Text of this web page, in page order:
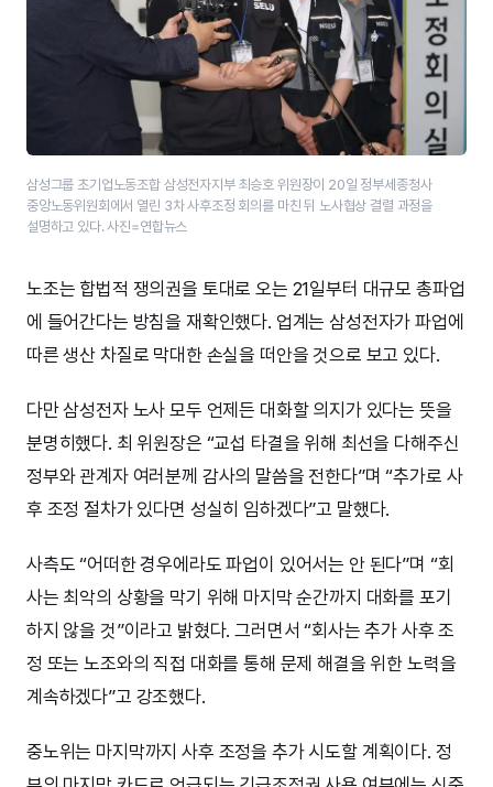
삼성그룹 초기업노동조합 삼성전자지부 최승호 위원장이 20일 정부세종청사
중앙노동위원회에서 열린 3차 사후조정 회의를 마친 뒤 노사협상 결렬 과정을
설명하고 있다. 사진=연합뉴스
노조는 합법적 쟁의권을 토대로 오는 21일부터 대규모 총파업
에 들어간다는 방침을 재확인했다. 업계는 삼성전자가 파업에
따른 생산 차질로 막대한 손실을 떠안을 것으로 보고 있다.
다만 삼성전자 노사 모두 언제든 대화할 의지가 있다는 뜻을
분명히했다. 최 위원장은 “교섭 타결을 위해 최선을 다해주신
정부와 관계자 여러분께 감사의 말씀을 전한다”며 “추가로 사
후 조정 절차가 있다면 성실히 임하겠다”고 말했다.
사측도 “어떠한 경우에라도 파업이 있어서는 안 된다”며 “회
사는 최악의 상황을 막기 위해 마지막 순간까지 대화를 포기
하지 않을 것”이라고 밝혔다. 그러면서 “회사는 추가 사후 조
정 또는 노조와의 직접 대화를 통해 문제 해결을 위한 노력을
계속하겠다”고 강조했다.
중노위는 마지막까지 사후 조정을 추가 시도할 계획이다. 정